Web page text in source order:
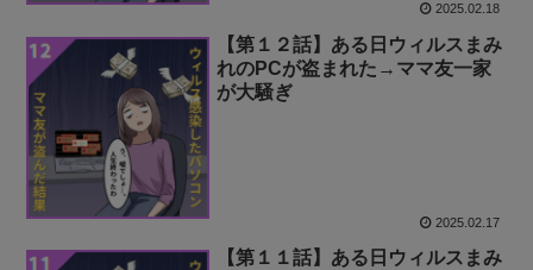
2025.02.18
【第１２話】ある日ウィルスまみ
れのPCが盗まれた→ママ友一家
が大騒ぎ
2025.02.17
【第１１話】ある日ウィルスまみ